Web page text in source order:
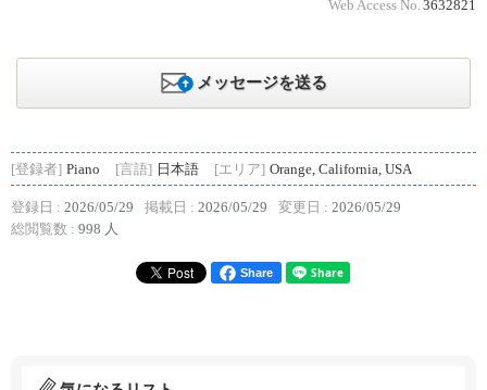
Web Access No. 3632821
メッセージを送る
[登録者] Piano [言語] 日本語 [エリア] Orange, California, USA
登録日 : 2026/05/29 掲載日 : 2026/05/29 変更日 : 2026/05/29
総閲覧数 : 998 人
Share